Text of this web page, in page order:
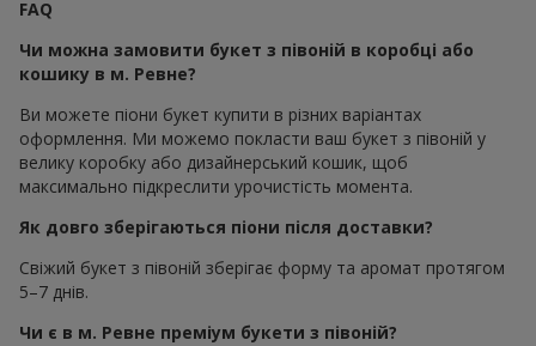
FAQ
Чи можна замовити букет з півоній в коробці або
кошику в м. Ревне?
Ви можете піони букет купити в різних варіантах
оформлення. Ми можемо покласти ваш букет з півоній у
велику коробку або дизайнерський кошик, щоб
максимально підкреслити урочистість момента.
Як довго зберігаються піони після доставки?
Свіжий букет з півоній зберігає форму та аромат протягом
5–7 днів.
Чи є в м. Ревне преміум букети з півоній?